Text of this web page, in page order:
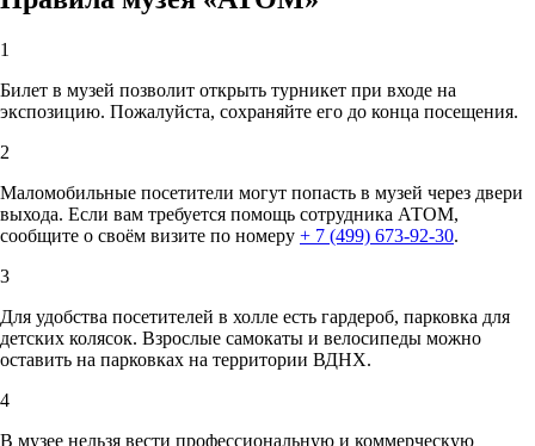
1
Билет в музей позволит открыть турникет при входе на
экспозицию. Пожалуйста, сохраняйте его до конца посещения.
2
Маломобильные посетители могут попасть в музей через двери
выхода. Если вам требуется помощь сотрудника АТОМ,
сообщите о своём визите по номеру + 7 (499) 673-92-30.
3
Для удобства посетителей в холле есть гардероб, парковка для
детских колясок. Взрослые самокаты и велосипеды можно
оставить на парковках на территории ВДНХ.
4
В музее нельзя вести профессиональную и коммерческую